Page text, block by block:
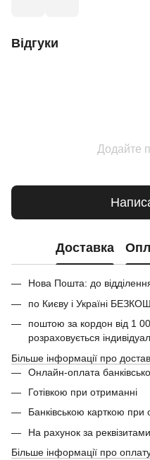
Відгуки
Додайте
Доставка
Нова Пошта: до
по Києву і Україні
поштою за кордон від 1
розраховується
Більше інформації про
Онлайн-оплата
Готівкою при отриманні
Банківською карткою при
На рахунок за
Більше інформації про